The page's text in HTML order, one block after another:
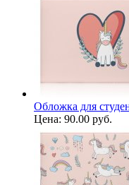
Обложка для
Цена: 90.00 руб.